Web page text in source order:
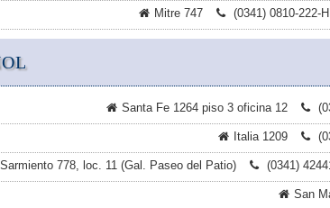
Mitre 747 (0341) 0810-222-
Santa Fe 1264 piso 3 oficina 12
Italia 1209
Sarmiento 778, loc. 11 (Gal. Paseo del Patio) (0341)
San